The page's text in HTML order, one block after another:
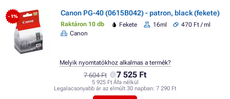
- 1% Canon PG-40 (0615B042) - patron, black (fekete)
Raktáron 10 db Fekete 16ml
470 Ft / ml
Canon
7 604 Ft 7 525 Ft
5 925 Ft Áfa nélkül
Legalacsonyabb ár az elmúlt 30 napban: 7 290 Ft
Melyik nyomtatókhoz alkalmas a termék?